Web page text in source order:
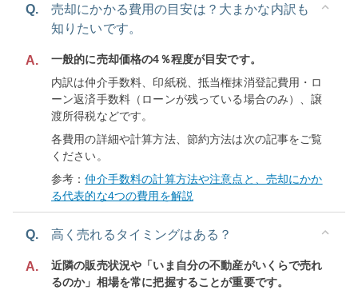
Q.
売却にかかる費用の目安は？大まかな内訳も
知りたいです。
A.
一般的に売却価格の4％程度が目安です。
内訳は仲介手数料、印紙税、抵当権抹消登記費用・ロ
ーン返済手数料（ローンが残っている場合のみ）、譲
渡所得税などです。
各費用の詳細や計算方法、節約方法は次の記事をご覧
ください。
参考：仲介手数料の計算方法や注意点と、売却にかか
る代表的な4つの費用を解説
Q. 高く売れるタイミングはある？
A.
近隣の販売状況や「いま自分の不動産がいくらで売れ
るのか」相場を常に把握することが重要です。